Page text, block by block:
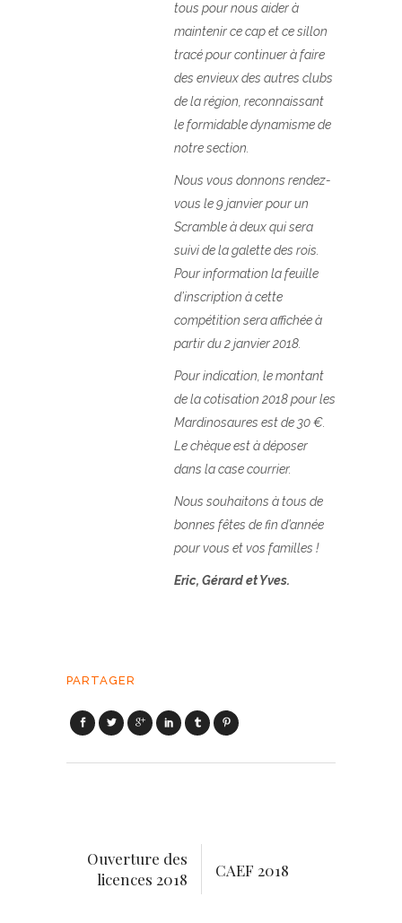
tous pour nous aider à
maintenir ce cap et ce sillon
tracé pour continuer à faire
des envieux des autres clubs
de la région, reconnaissant
le formidable dynamisme de
notre section.
Nous vous donnons rendez-
vous le 9 janvier pour un
Scramble à deux qui sera
suivi de la galette des rois.
Pour information la feuille
d’inscription à cette
compétition sera affichée à
partir du 2 janvier 2018.
Pour indication, le montant
de la cotisation 2018 pour les
Mardinosaures est de 30 €.
Le chèque est à déposer
dans la case courrier.
Nous souhaitons à tous de
bonnes fêtes de fin d’année
pour vous et vos familles !
Eric, Gérard et Yves.
PARTAGER
Ouverture des
licences 2018
CAEF 2018